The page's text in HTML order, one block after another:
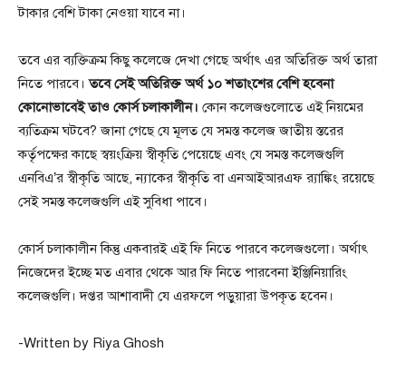
টাকার বেশি টাকা নেওয়া যাবে না।
তবে এর ব্যক্তিক্রম কিছু কলেজে দেখা গেছে অর্থাৎ এর অতিরিক্ত অর্থ তারা
নিতে পারবে। তবে সেই অতিরিক্ত অর্থ ১০ শতাংশের বেশি হবেনা
কোনোভাবেই তাও কোর্স চলাকালীন। কোন কলেজগুলোতে এই নিয়মের
ব্যতিক্রম ঘটবে? জানা গেছে যে মূলত যে সমস্ত কলেজ জাতীয় স্তরের
কর্তৃপক্ষের কাছে স্বয়ংক্রিয় স্বীকৃতি পেয়েছে এবং যে সমস্ত কলেজগুলি
এনবিএ’র স্বীকৃতি আছে, ন্যাকের স্বীকৃতি বা এনআইআরএফ র‌্যাঙ্কিং রয়েছে
সেই সমস্ত কলেজগুলি এই সুবিধা পাবে।
কোর্স চলাকালীন কিন্তু একবারই এই ফি নিতে পারবে কলেজগুলো। অর্থাৎ
নিজেদের ইচ্ছে মত এবার থেকে আর ফি নিতে পারবেনা ইঞ্জিনিয়ারিং
কলেজগুলি। দপ্তর আশাবাদী যে এরফলে পড়ুয়ারা উপকৃত হবেন।
-Written by Riya Ghosh